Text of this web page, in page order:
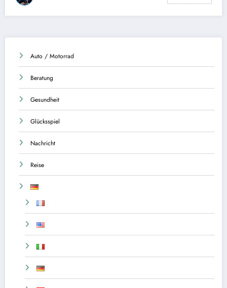
Auto / Motorrad
Beratung
Gesundheit
Glücksspiel
Nachricht
Reise